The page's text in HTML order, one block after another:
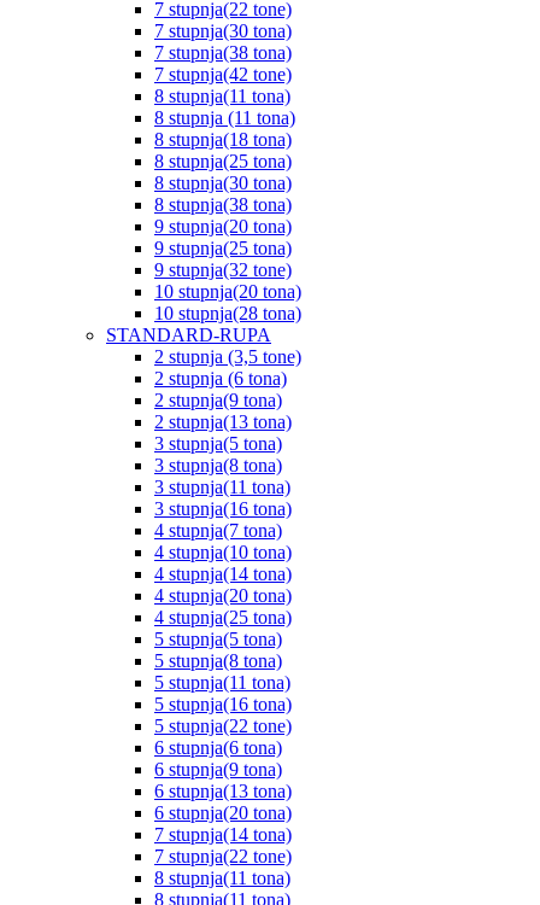
7 stupnja(22 tone)
7 stupnja(30 tona)
7 stupnja(38 tona)
7 stupnja(42 tone)
8 stupnja(11 tona)
8 stupnja (11 tona)
8 stupnja(18 tona)
8 stupnja(25 tona)
8 stupnja(30 tona)
8 stupnja(38 tona)
9 stupnja(20 tona)
9 stupnja(25 tona)
9 stupnja(32 tone)
10 stupnja(20 tona)
10 stupnja(28 tona)
STANDARD-RUPA
2 stupnja (3,5 tone)
2 stupnja (6 tona)
2 stupnja(9 tona)
2 stupnja(13 tona)
3 stupnja(5 tona)
3 stupnja(8 tona)
3 stupnja(11 tona)
3 stupnja(16 tona)
4 stupnja(7 tona)
4 stupnja(10 tona)
4 stupnja(14 tona)
4 stupnja(20 tona)
4 stupnja(25 tona)
5 stupnja(5 tona)
5 stupnja(8 tona)
5 stupnja(11 tona)
5 stupnja(16 tona)
5 stupnja(22 tone)
6 stupnja(6 tona)
6 stupnja(9 tona)
6 stupnja(13 tona)
6 stupnja(20 tona)
7 stupnja(14 tona)
7 stupnja(22 tone)
8 stupnja(11 tona)
8 stupnja(11 tona)